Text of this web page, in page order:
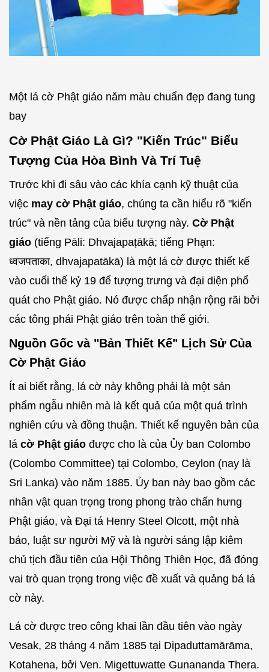
Một lá cờ Phật giáo năm màu chuẩn đẹp đang tung
bay
Cờ Phật Giáo Là Gì? "Kiến Trúc" Biểu
Tượng Của Hòa Bình Và Trí Tuệ
Trước khi đi sâu vào các khía cạnh kỹ thuật của
việc may cờ Phật giáo, chúng ta cần hiểu rõ "kiến
trúc" và nền tảng của biểu tượng này. Cờ Phật
giáo (tiếng Pāli: Dhvajapaṭākā; tiếng Phạn:
ध्वजपताका, dhvajapatākā) là một lá cờ được thiết kế
vào cuối thế kỷ 19 để tượng trưng và đại diện phổ
quát cho Phật giáo. Nó được chấp nhận rộng rãi bởi
các tông phái Phật giáo trên toàn thế giới.
Nguồn Gốc và "Bản Thiết Kế" Lịch Sử Của
Cờ Phật Giáo
Ít ai biết rằng, lá cờ này không phải là một sản
phẩm ngẫu nhiên mà là kết quả của một quá trình
nghiên cứu và đồng thuận. Thiết kế nguyên bản của
lá cờ Phật giáo được cho là của Ủy ban Colombo
(Colombo Committee) tại Colombo, Ceylon (nay là
Sri Lanka) vào năm 1885. Ủy ban này bao gồm các
nhân vật quan trọng trong phong trào chấn hưng
Phật giáo, và Đại tá Henry Steel Olcott, một nhà
báo, luật sư người Mỹ và là người sáng lập kiêm
chủ tịch đầu tiên của Hội Thông Thiên Học, đã đóng
vai trò quan trọng trong việc đề xuất và quảng bá lá
cờ này.
Lá cờ được treo công khai lần đầu tiên vào ngày
Vesak, 28 tháng 4 năm 1885 tại Dipaduttamārāma,
Kotahena, bởi Ven. Migettuwatte Gunananda Thera.